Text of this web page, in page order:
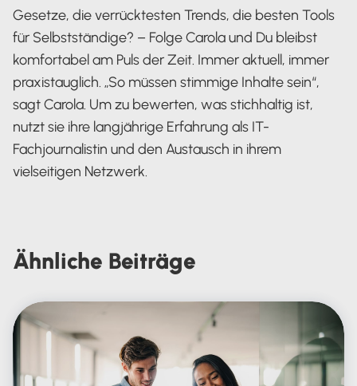
Gesetze, die verrücktesten Trends, die besten Tools
für Selbstständige? – Folge Carola und Du bleibst
komfortabel am Puls der Zeit. Immer aktuell, immer
praxistauglich. „So müssen stimmige Inhalte sein“,
sagt Carola. Um zu bewerten, was stichhaltig ist,
nutzt sie ihre langjährige Erfahrung als IT-
Fachjournalistin und den Austausch in ihrem
vielseitigen Netzwerk.
Ähnliche Beiträge